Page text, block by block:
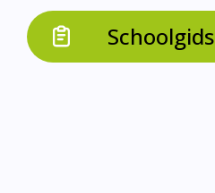
Schoolgids